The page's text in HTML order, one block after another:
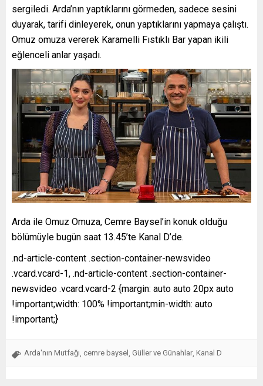
sergiledi. Arda’nın yaptıklarını görmeden, sadece sesini
duyarak, tarifi dinleyerek, onun yaptıklarını yapmaya çalıştı.
Omuz omuza vererek Karamelli Fıstıklı Bar yapan ikili
eğlenceli anlar yaşadı.
Arda ile Omuz Omuza, Cemre Baysel’in konuk olduğu
bölümüyle bugün saat 13.45’te Kanal D’de.
.nd-article-content .section-container-newsvideo
.vcard.vcard-1, .nd-article-content .section-container-
newsvideo .vcard.vcard-2 {margin: auto auto 20px auto
!important;width: 100% !important;min-width: auto
!important;}
Arda'nın Mutfağı, cemre baysel , Güller ve Günahlar, Kanal D